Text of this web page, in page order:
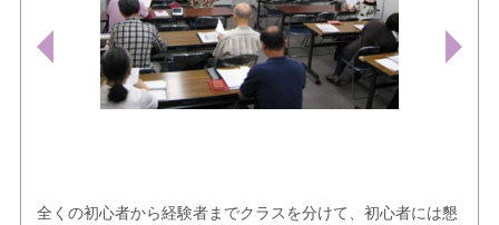
全くの初心者から経験者までクラスを分けて、初心者には懇